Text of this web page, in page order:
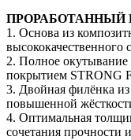
ПРОРАБОТАННЫЙ
1. Основа из
высококачественного
2. Полное окутывание
покрытием STRONG
3. Двойная филёнка
повышенной
4. Оптимальная
сочетания прочности